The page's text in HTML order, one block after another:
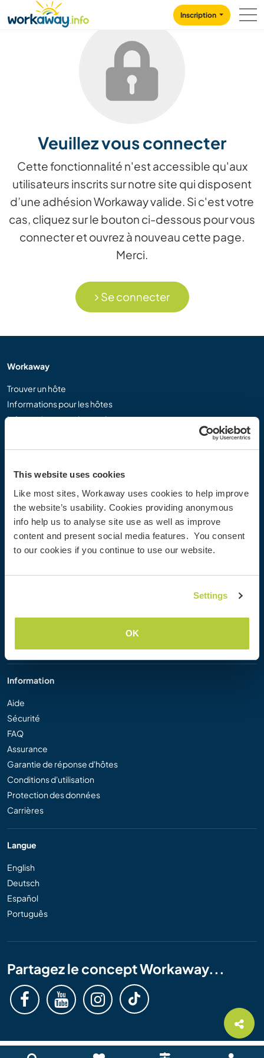
This website uses cookies
Like most sites, Workaway uses cookies to help improve
the website’s usability. Cookies providing anonymous
info help us to analyse site use as well as improve
content and present social media features. You consent
to our cookies if you continue to use our website.
Settings
OK
CONTENT
MAIN NAVIGATION
Inscription
Veuillez vous connecter
Cette fonctionnalité n'est accessible qu'aux
utilisateurs inscrits sur notre site qui disposent
d’une adhésion Workaway valide. Si c'est votre
cas, cliquez sur le bouton ci-dessous pour vous
connecter et ouvrez à nouveau cette page.
Merci.
Se connecter
Workaway
Trouver un hôte
Informations pour les hôtes
Informations pour les workawayers
S'inscrire comme hôte
Réductions et partenaires
Workaway Blog
Galerie de photos Workaway
Information
Aide
Sécurité
FAQ
Assurance
Garantie de réponse d'hôtes
Conditions d'utilisation
Protection des données
Carrières
Langue
English
Deutsch
Español
Português
Partagez le concept Workaway...